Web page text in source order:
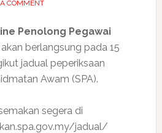
COMMENT
Penolong Pegawai
berlangsung pada 15
jadual peperiksaan
Awam (SPA).
segera di
jadual/